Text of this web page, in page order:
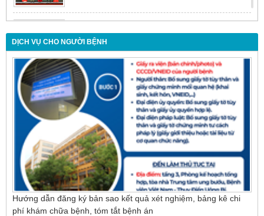
Đừng để tuổi tác là rào cản khiến việc điều trị bị
chậm trễ
Nội soi mật tụy ngược dòng – Giải pháp tối ưu
cho người bệnh sỏi ống mật chủ
DỊCH VỤ CHO NGƯỜI BỆNH
Hướng dẫn đăng ký bản sao kết quả xét nghiệm, bảng kê chi
phí khám chữa bệnh, tóm tắt bệnh án